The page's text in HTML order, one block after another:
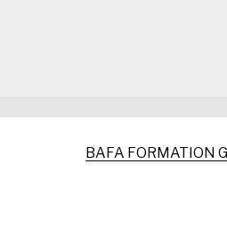
BAFA FORMATION